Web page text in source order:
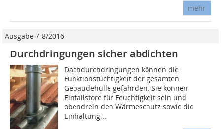
mehr
Ausgabe 7-8/2016
Durchdringungen sicher abdichten
Dachdurchdringungen können die
Funktionstüchtigkeit der gesamten
Gebäudehülle gefährden. Sie können
Einfallstore für Feuchtigkeit sein und
obendrein den Wärmeschutz sowie die
Einhaltung...